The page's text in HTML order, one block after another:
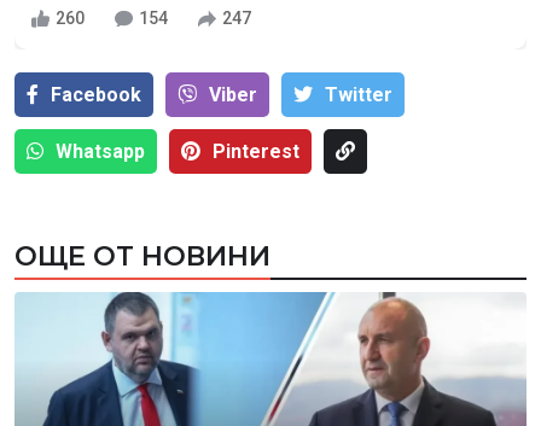
260 154 247
Facebook Viber Тwitter
Whatsapp Pinterest
ОЩЕ ОТ НОВИНИ